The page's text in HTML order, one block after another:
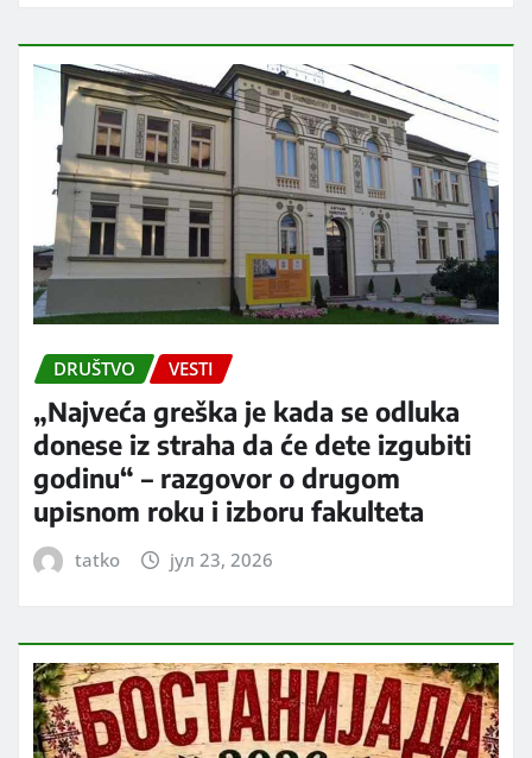
DRUŠTVO VESTI
„Najveća greška je kada se odluka
donese iz straha da će dete izgubiti
godinu“ – razgovor o drugom
upisnom roku i izboru fakulteta
tatko јул 23, 2026